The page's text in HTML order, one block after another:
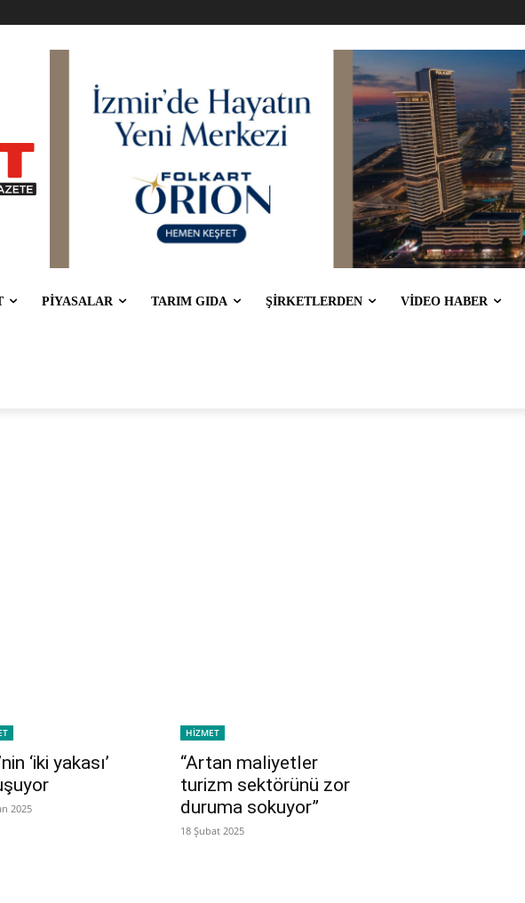
PİYASALAR TARIM GIDA ŞİRKETLERDEN VİDEO HABER
‘iki yakası’
2025
HİZMET
“Artan maliyetler
turizm sektörünü zor
duruma sokuyor”
18 Şubat 2025